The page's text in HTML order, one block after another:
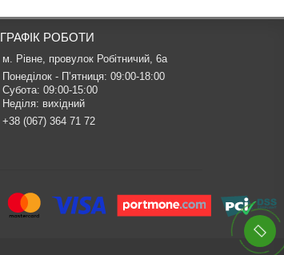
ГРАФІК РОБОТИ
м. Рівне, провулок Робітничий, 6а
Понеділок - П’ятниця: 09:00-18:00
Субота: 09:00-15:00
Неділя: вихідний
+38 (067) 364 71 72